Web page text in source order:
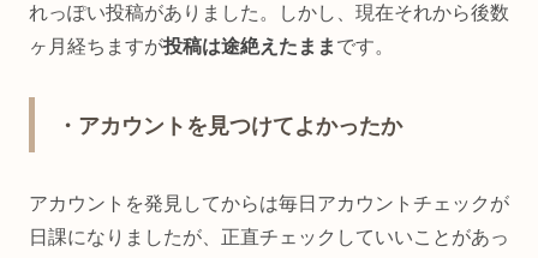
れっぽい投稿がありました。しかし、現在それから後数
ヶ月経ちますが投稿は途絶えたまま です。
・アカウントを見つけてよかったか
アカウントを発見してからは毎日アカウントチェックが
日課になりましたが、正直チェックしていいことがあっ